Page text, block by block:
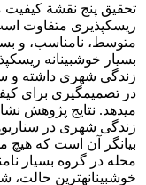
تحقیق پنج نقشة
ریسک‏پذیری متفاوت
متوسط، نامناسب، و
بسیار خوش‏بینانه
زندگی شهری داشته و
در تصمیم‏گیری برای
می‏دهد. نتایج پژوهش
زندگی شهری در
بیانگر آن است که
محله در گروه بسیار
خوش‏بینانه‏ترین